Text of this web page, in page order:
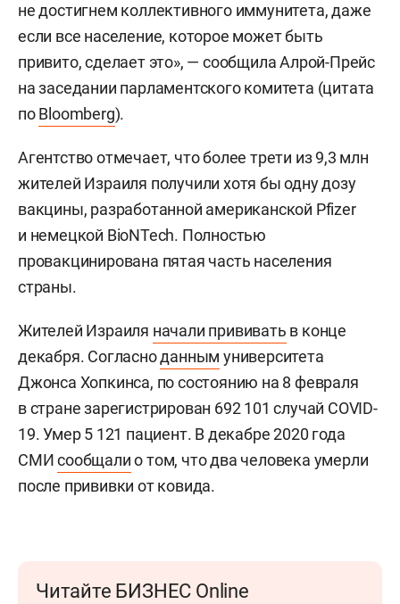
не достигнем коллективного иммунитета, даже
если все население, которое может быть
привито, сделает это», — сообщила Алрой-Прейс
на заседании парламентского комитета (цитата
поBloomberg).
Агентство отмечает, что более трети из 9,3 млн
жителей Израиля получили хотя бы одну дозу
вакцины, разработанной американской Pfizer
и немецкой BioNTech. Полностью
провакцинирована пятая часть населения
страны.
Жителей Израиля начали прививать в конце
декабря. Согласноданным университета
Джонса Хопкинса, по состоянию на 8 февраля
в стране зарегистрирован 692 101 случай COVID-
19. Умер 5 121 пациент. В декабре 2020 года
СМИсообщалио том, что два человека умерли
после прививки от ковида.
Читайте БИЗНЕС Online